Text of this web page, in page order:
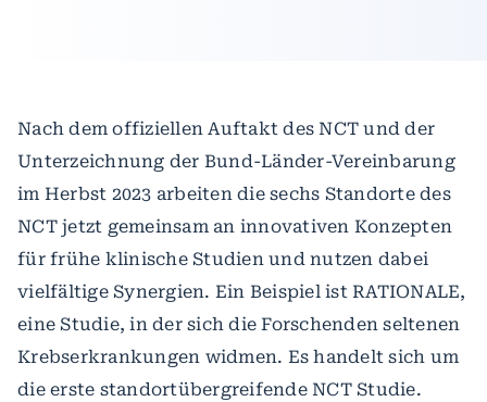
Nach dem offiziellen Auftakt des NCT und der
Unterzeichnung der Bund-Länder-Vereinbarung
im Herbst 2023 arbeiten die sechs Standorte des
NCT jetzt gemeinsam an innovativen Konzepten
für frühe klinische Studien und nutzen dabei
vielfältige Synergien. Ein Beispiel ist RATIONALE,
eine Studie, in der sich die Forschenden seltenen
Krebserkrankungen widmen. Es handelt sich um
die erste standortübergreifende NCT Studie.